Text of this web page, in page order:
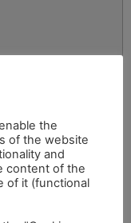
the
of the website
and
content of the
of it (functional